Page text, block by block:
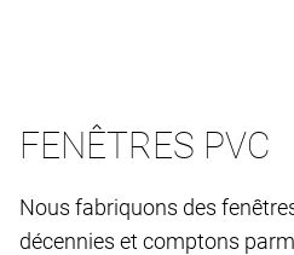
FENÊTRES PVC
Nous fabriquons des
décennies et comptons